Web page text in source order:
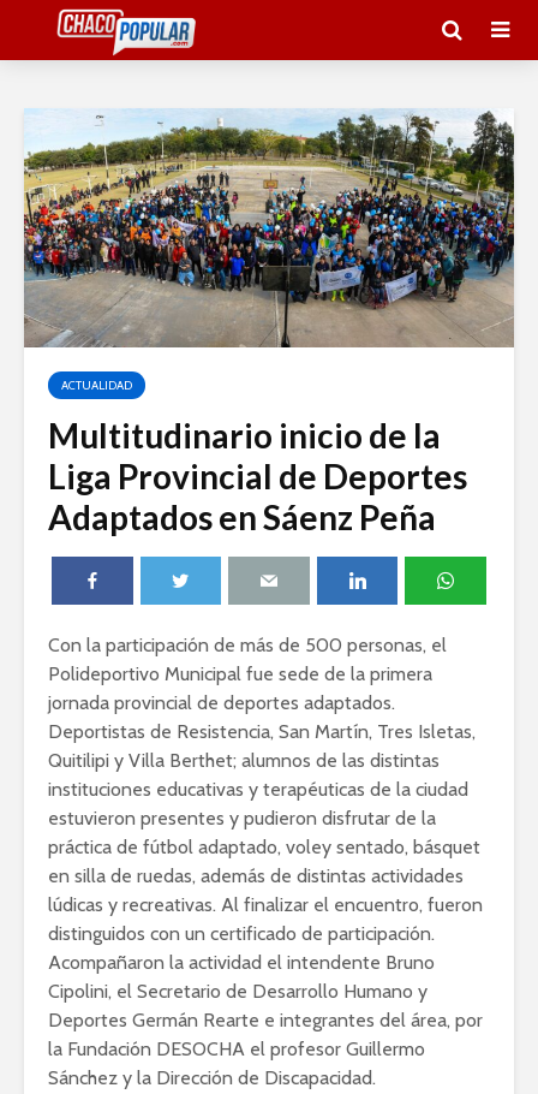
ACTUALIDAD
Multitudinario inicio de la
Liga Provincial de Deportes
Adaptados en Sáenz Peña
Con la participación de más de 500 personas, el
Polideportivo Municipal fue sede de la primera
jornada provincial de deportes adaptados.
Deportistas de Resistencia, San Martín, Tres Isletas,
Quitilipi y Villa Berthet; alumnos de las distintas
instituciones educativas y terapéuticas de la ciudad
estuvieron presentes y pudieron disfrutar de la
práctica de fútbol adaptado, voley sentado, básquet
en silla de ruedas, además de distintas actividades
lúdicas y recreativas. Al finalizar el encuentro, fueron
distinguidos con un certificado de participación.
Acompañaron la actividad el intendente Bruno
Cipolini, el Secretario de Desarrollo Humano y
Deportes Germán Rearte e integrantes del área, por
la Fundación DESOCHA el profesor Guillermo
Sánchez y la Dirección de Discapacidad.